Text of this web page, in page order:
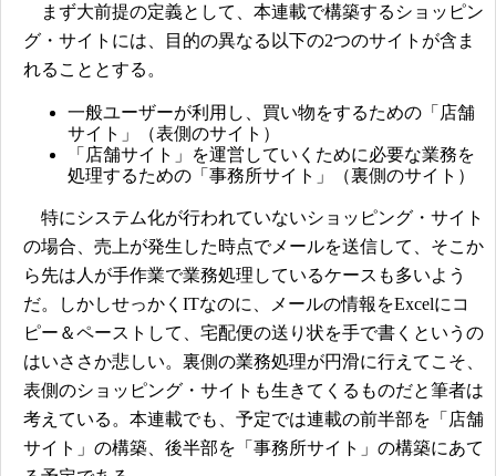
まず大前提の定義として、本連載で構築するショッピン
グ・サイトには、目的の異なる以下の2つのサイトが含ま
れることとする。
一般ユーザーが利用し、買い物をするための「店舗
サイト」（表側のサイト）
「店舗サイト」を運営していくために必要な業務を
処理するための「事務所サイト」（裏側のサイト）
特にシステム化が行われていないショッピング・サイト
の場合、売上が発生した時点でメールを送信して、そこか
ら先は人が手作業で業務処理しているケースも多いよう
だ。しかしせっかくITなのに、メールの情報をExcelにコ
ピー＆ペーストして、宅配便の送り状を手で書くというの
はいささか悲しい。裏側の業務処理が円滑に行えてこそ、
表側のショッピング・サイトも生きてくるものだと筆者は
考えている。本連載でも、予定では連載の前半部を「店舗
サイト」の構築、後半部を「事務所サイト」の構築にあて